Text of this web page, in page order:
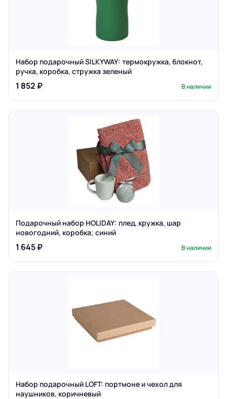
Набор подарочный SILKYWAY: термокружка, блокнот,
ручка, коробка, стружка зеленый
1 852 ₽ В наличии
Подарочный набор HOLIDAY: плед, кружка, шар
новогодний, коробка; синий
1 645 ₽ В наличии
Набор подарочный LOFT: портмоне и чехол для
наушников, коричневый